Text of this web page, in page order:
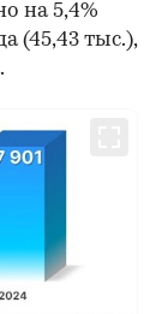
на 5,4%
(45,43 тыс.),